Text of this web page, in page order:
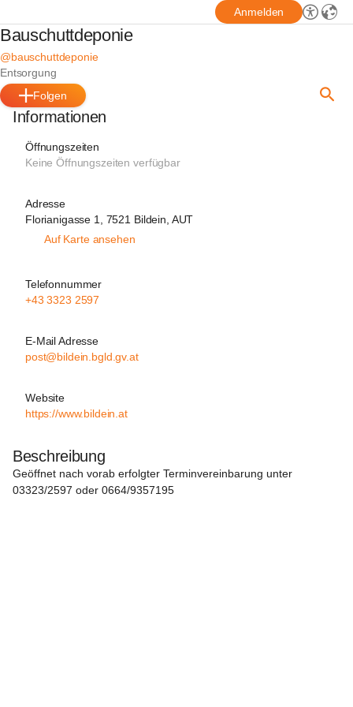
Anmelden
Bauschuttdeponie
@bauschuttdeponie
Entsorgung
Folgen
Informationen
Öffnungszeiten
Keine Öffnungszeiten verfügbar
Adresse
Florianigasse 1, 7521 Bildein, AUT
Auf Karte ansehen
Telefonnummer
+43 3323 2597
E-Mail Adresse
post@bildein.bgld.gv.at
Website
https://www.bildein.at
Beschreibung
Geöffnet nach vorab erfolgter Terminvereinbarung unter
03323/2597 oder 0664/9357195